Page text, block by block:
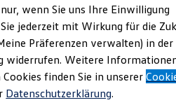
wenn Sie uns Ihre Einwilligung
jederzeit mit Wirkung für die
Präferenzen verwalten) in der
widerrufen. Weitere
finden Sie in unserer
Datenschutzerklärung.